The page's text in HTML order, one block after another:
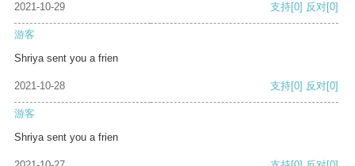
2021-10-29 支持[0] 反对[0]
游客
Shriya sent you a frien
2021-10-28 支持[0] 反对[0]
游客
Shriya sent you a frien